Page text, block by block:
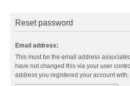
Reset password
Email address:
This must be the email address
have not changed this via your user
address you registered your account with.